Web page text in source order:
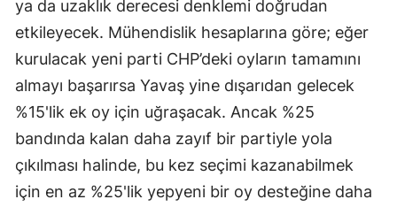
ya da uzaklık derecesi denklemi doğrudan
etkileyecek. Mühendislik hesaplarına göre; eğer
kurulacak yeni parti CHP’deki oyların tamamını
almayı başarırsa Yavaş yine dışarıdan gelecek
%15'lik ek oy için uğraşacak. Ancak %25
bandında kalan daha zayıf bir partiyle yola
çıkılması halinde, bu kez seçimi kazanabilmek
için en az %25'lik yepyeni bir oy desteğine daha